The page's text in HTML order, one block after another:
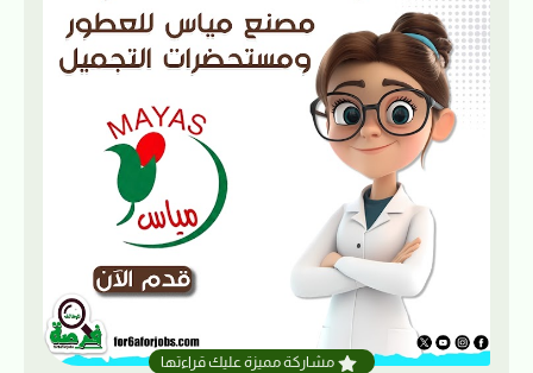
مشاركة مميزة عليك قراءتها